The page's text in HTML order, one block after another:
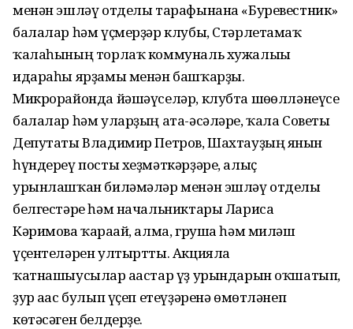
менән эшләү отделы тарафынана «Буревестник»
балалар һәм үҫмерҙәр клубы, Стәрлетамаҡ
ҡалаһының торлаҡ коммуналь хужалығы
идараһы ярҙамы менән башҡарҙы.
Микрорайонда йәшәүселәр, клубта шөғөлләнеүсе
балалар һәм уларҙың ата-әсәләре, ҡала Советы
Депутаты Владимир Петров, Шахтауҙың янғын
һүндереү посты хеҙмәткәрҙәре, алыҫ
урынлашҡан биләмәләр менән эшләү отделы
белгестәре һәм начальниктары Лариса
Кәримова ҡарағай, алма, груша һәм миләш
үҫентеләрен ултыртты. Акцияла
ҡатнашыусылар ағастар үҙ урындарын оҡшатып,
ҙур ағас булып үҫеп етеүҙәренә өмөтләнеп
көтәсәген белдерҙе.